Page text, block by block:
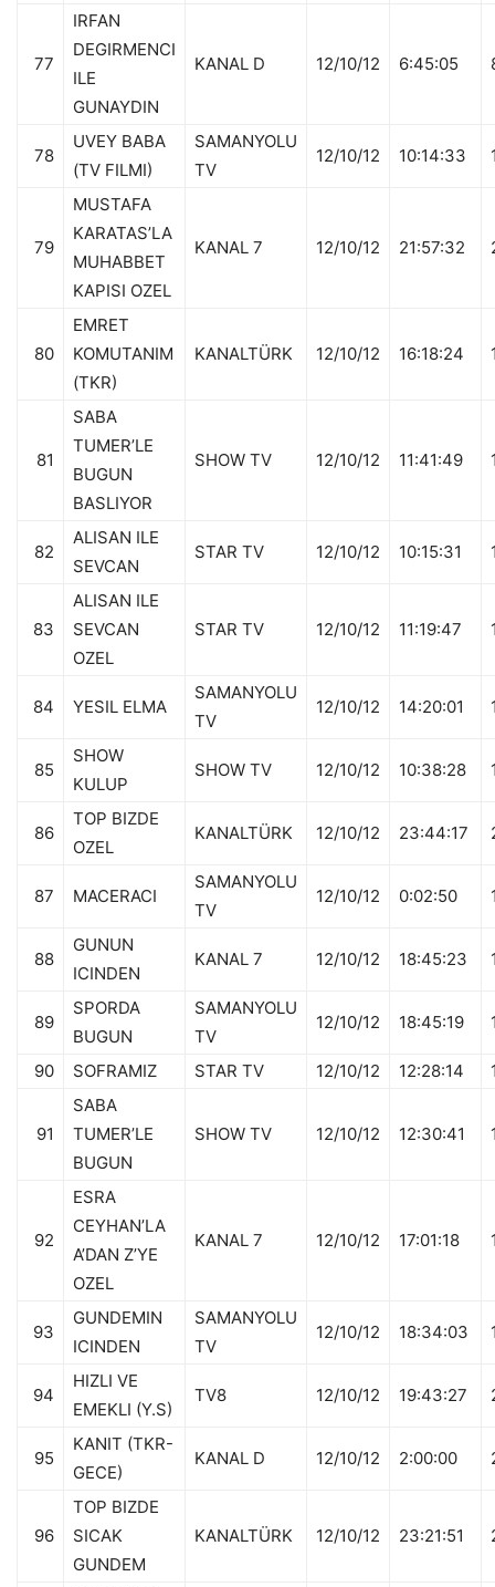
77
IRFAN
DEGIRMENCI
ILE
GUNAYDIN
KANAL D 12/10/12 6:45:05
78
UVEY BABA
(TV FILMI)
SAMANYOLU
TV
12/10/12 10:14:33
79
MUSTAFA
KARATAS’LA
MUHABBET
KAPISI OZEL
KANAL 7 12/10/12 21:57:32
80
EMRET
KOMUTANIM
(TKR)
KANALTÜRK 12/10/12 16:18:24
81
SABA
TUMER’LE
BUGUN
BASLIYOR
SHOW TV 12/10/12 11:41:49
82
ALISAN ILE
SEVCAN
STAR TV 12/10/12 10:15:31
83
ALISAN ILE
SEVCAN
OZEL
STAR TV 12/10/12 11:19:47
84 YESIL ELMA
SAMANYOLU
TV
12/10/12 14:20:01
85
SHOW
KULUP
SHOW TV 12/10/12 10:38:28
86
TOP BIZDE
OZEL
KANALTÜRK 12/10/12 23:44:17
87 MACERACI
SAMANYOLU
TV
12/10/12 0:02:50
88
GUNUN
ICINDEN
KANAL 7 12/10/12 18:45:23
89
SPORDA
BUGUN
SAMANYOLU
TV
12/10/12 18:45:19
90 SOFRAMIZ STAR TV 12/10/12 12:28:14
91
SABA
TUMER’LE
BUGUN
SHOW TV 12/10/12 12:30:41
92
ESRA
CEYHAN’LA
A’DAN Z’YE
OZEL
KANAL 7 12/10/12 17:01:18
93
GUNDEMIN
ICINDEN
SAMANYOLU
TV
12/10/12 18:34:03
94
HIZLI VE
EMEKLI (Y.S)
TV8 12/10/12 19:43:27
95
KANIT (TKR-
GECE)
KANAL D 12/10/12 2:00:00
96
TOP BIZDE
SICAK
GUNDEM
KANALTÜRK 12/10/12 23:21:51